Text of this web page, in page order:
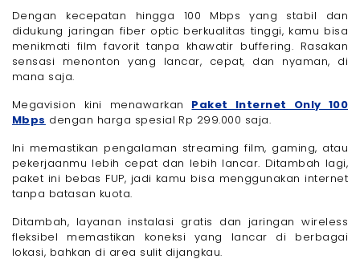
Dengan kecepatan hingga 100 Mbps yang stabil dan
didukung jaringan fiber optic berkualitas tinggi, kamu bisa
menikmati film favorit tanpa khawatir buffering. Rasakan
sensasi menonton yang lancar, cepat, dan nyaman, di
mana saja.
Megavision kini menawarkan Paket Internet Only 100
Mbps dengan harga spesial Rp 299.000 saja.
Ini memastikan pengalaman streaming film, gaming, atau
pekerjaanmu lebih cepat dan lebih lancar. Ditambah lagi,
paket ini bebas FUP, jadi kamu bisa menggunakan internet
tanpa batasan kuota.
Ditambah, layanan instalasi gratis dan jaringan wireless
fleksibel memastikan koneksi yang lancar di berbagai
lokasi, bahkan di area sulit dijangkau.